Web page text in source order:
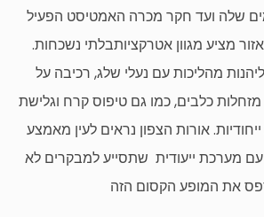
שלה ועד חקר מכרה האמטיסט הפעיל
מציע מגוון אטרקציותבלתי נשכחות.
מהליכות עם נעלי שלג, רכיבה על
מזחלות כלבים, כמו גם טיפוס קרח וגלישת
אורות הצפון נראים לעין מאמצע
עם מערכת ייעודית שתסייע למבקרים לא
את המופע הקסום הזה